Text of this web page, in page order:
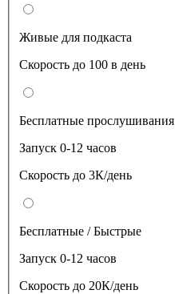
Живые для подкаста
Скорость до 100 в день
Бесплатные прослушивания
Запуск 0-12 часов
Скорость до 3К/день
Бесплатные / Быстрые
Запуск 0-12 часов
Скорость до 20К/день